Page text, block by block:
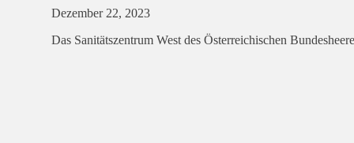
Dezember 22, 2023
Das Sanitätszentrum West des Österreichischen